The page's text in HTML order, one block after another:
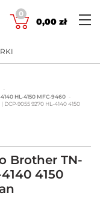
0
0,00 zł
HL-4150 MFC-9460
DCP-9055 9270 HL-4140 4150
Brother TN-
4150